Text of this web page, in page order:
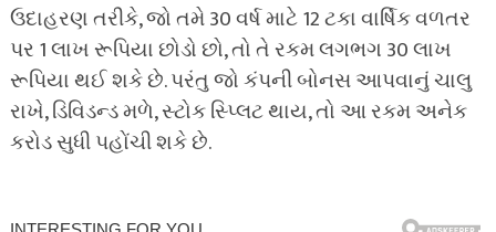
ઉદાહરણ તરીકે, જો તમે 30 વર્ષ માટે 12 ટકા વાર્ષિક વળતર
પર 1 લાખ રૂપિયા છોડો છો, તો તે રકમ લગભગ 30 લાખ
રૂપિયા થઈ શકે છે. પરંતુ જો કંપની બોનસ આપવાનું ચાલુ
રાખે, ડિવિડન્ડ મળે, સ્ટોક સ્પ્લિટ થાય, તો આ રકમ અનેક
કરોડ સુધી પહોંચી શકે છે.